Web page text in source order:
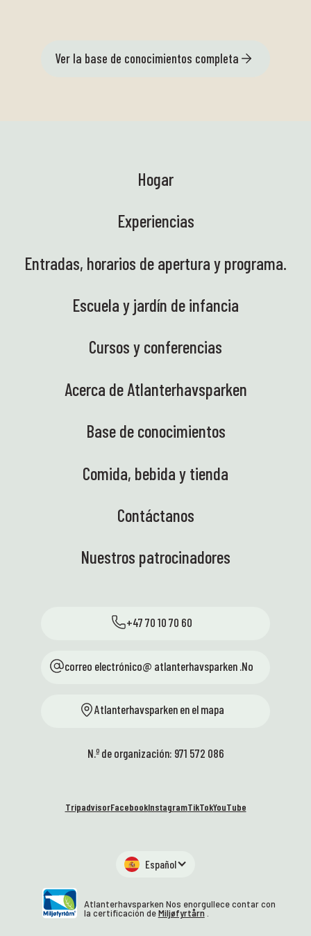
Ver la base de conocimientos completa
Hogar
Experiencias
Entradas, horarios de apertura y programa.
Escuela y jardín de infancia
Cursos y conferencias
Acerca de Atlanterhavsparken
Base de conocimientos
Comida, bebida y tienda
Contáctanos
Nuestros patrocinadores
+47 70 10 70 60
correo electrónico@ atlanterhavsparken .No
Atlanterhavsparken en el mapa
N.º de organización: 971 572 086
TripadvisorFacebookInstagramTikTokYouTube
Español
Atlanterhavsparken Nos enorgullece contar con
la certificación deMiljøfyrtårn.